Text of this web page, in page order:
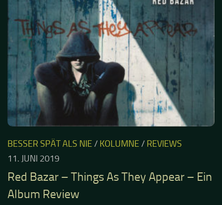
BESSER SPÄT ALS NIE / KOLUMNE / REVIEWS
11. JUNI 2019
Red Bazar – Things As They Appear – Ein
Album Review